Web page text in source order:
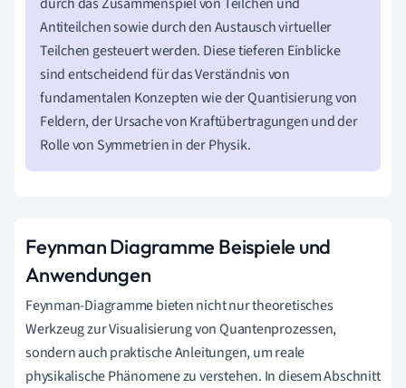
Antiteilchen sowie durch den Austausch virtueller
Teilchen gesteuert werden. Diese tieferen Einblicke
sind entscheidend für das Verständnis von
fundamentalen Konzepten wie der Quantisierung von
Feldern, der Ursache von Kraftübertragungen und der
Rolle von Symmetrien in der Physik.
Feynman Diagramme Beispiele und
Anwendungen
Feynman-Diagramme bieten nicht nur theoretisches
Werkzeug zur Visualisierung von Quantenprozessen,
sondern auch praktische Anleitungen, um reale
physikalische Phänomene zu verstehen. In diesem Abschnitt